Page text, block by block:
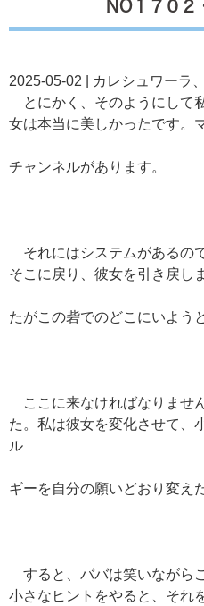
NO１７０２
2025-05-02 | カレシュワーラ
とにかく、そのようにして
女は本当に美しかったです。
チャンネルがあります。
それにはシステムがあるの
そこに戻り、彼女を引き戻し
たがこの砦でのどこにいよう
ここに来なければなりませ
た。私は彼女を変化させて、
ル
ギーを自分の願いどおり変え
すると、ババは笑いながら
小さなヒントをやると、それ